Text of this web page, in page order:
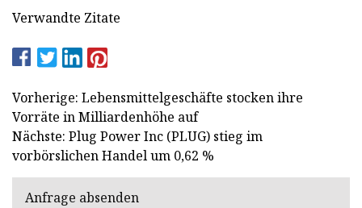
Verwandte Zitate
Vorherige: Lebensmittelgeschäfte stocken ihre
Vorräte in Milliardenhöhe auf
Nächste: Plug Power Inc (PLUG) stieg im
vorbörslichen Handel um 0,62 %
Anfrage absenden